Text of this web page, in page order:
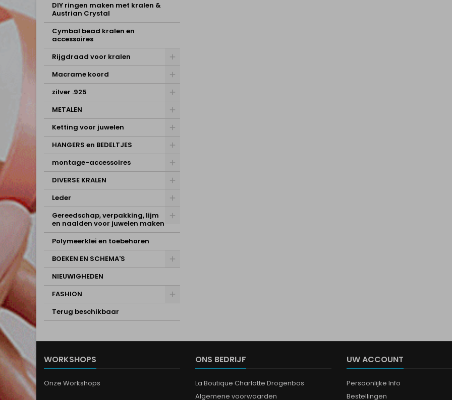
DIY ringen maken met kralen &
Austrian Crystal
Cymbal bead kralen en
accessoires
Rijgdraad voor kralen
Macrame koord
zilver .925
METALEN
Ketting voor juwelen
HANGERS en BEDELTJES
montage-accessoires
DIVERSE KRALEN
Leder
Gereedschap, verpakking, lijm
en naalden voor juwelen maken
Polymeerklei en toebehoren
BOEKEN EN SCHEMA'S
NIEUWIGHEDEN
FASHION
Terug beschikbaar
WORKSHOPS
Onze Workshops
ONS BEDRIJF
La Boutique Charlotte Drogenbos
Algemene voorwaarden
UW ACCOUNT
Persoonlijke Info
Bestellingen